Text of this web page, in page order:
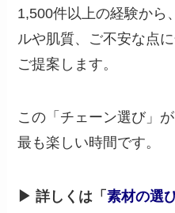
1,500件以上の経験から
ルや肌質、ご不安な点
ご提案します。
この「チェーン選び」
最も楽しい時間です。
▶ 詳しくは「素材の選